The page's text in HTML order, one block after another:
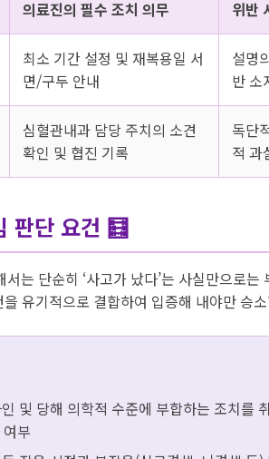
의료진의 필수 조치 의무 위반
최소 기간 설정 및 재복용일 서
면/구두 안내
설명
반 소
심혈관내과 담당 주치의 소견
확인 및 협진 기록
독단
적 과
판단 요건 🧮
는 단순히 ‘사고가 났다’는 사실만으로는
유기적으로 결합하여 입증해 내야만 승
및 당해 의학적 수준에 부합하는 조치를
부